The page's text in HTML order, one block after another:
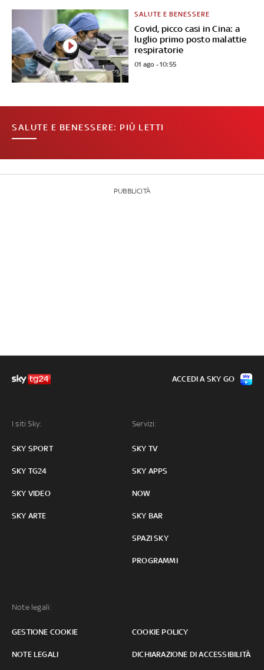
Covid, picco casi in Cina: a
luglio primo posto malattie
respiratorie
SALUTE E BENESSERE
01 ago - 10:55
SALUTE E BENESSERE: PIÙ LETTI
PUBBLICITÀ
I siti Sky:
SKY SPORT
SKY TG24
SKY VIDEO
SKY ARTE
Servizi:
SKY TV
SKY APPS
NOW
SKY BAR
SPAZI SKY
PROGRAMMI
Note legali:
GESTIONE COOKIE COOKIE POLICY
NOTE LEGALI DICHIARAZIONE DI ACCESSIBILITÀ
ACCEDI A SKY GO